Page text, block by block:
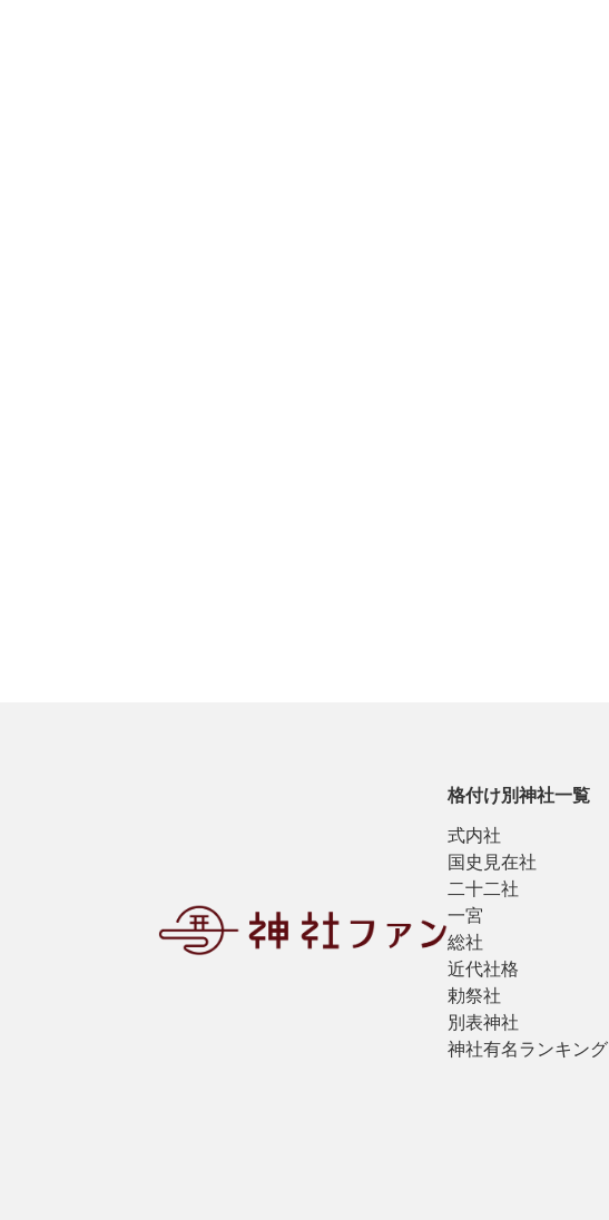
格付け別神社一覧
式内社
国史見在社
二十二社
一宮
総社
近代社格
勅祭社
別表神社
神社有名ランキング